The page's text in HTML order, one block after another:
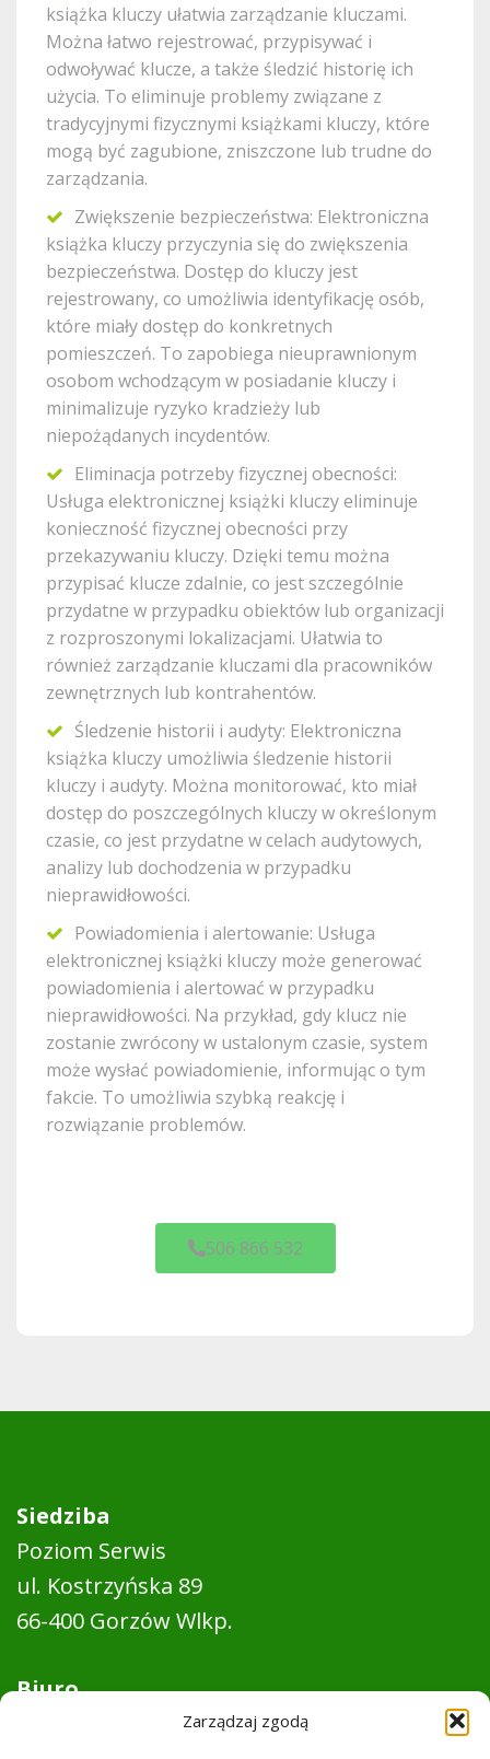
Zarządzaj zgodą
książka kluczy ułatwia zarządzanie kluczami.
Można łatwo rejestrować, przypisywać i
odwoływać klucze, a także śledzić historię ich
użycia. To eliminuje problemy związane z
tradycyjnymi fizycznymi książkami kluczy, które
mogą być zagubione, zniszczone lub trudne do
zarządzania.
Zwiększenie bezpieczeństwa: Elektroniczna
książka kluczy przyczynia się do zwiększenia
bezpieczeństwa. Dostęp do kluczy jest
rejestrowany, co umożliwia identyfikację osób,
które miały dostęp do konkretnych
pomieszczeń. To zapobiega nieuprawnionym
osobom wchodzącym w posiadanie kluczy i
minimalizuje ryzyko kradzieży lub
niepożądanych incydentów.
Eliminacja potrzeby fizycznej obecności:
Usługa elektronicznej książki kluczy eliminuje
konieczność fizycznej obecności przy
przekazywaniu kluczy. Dzięki temu można
przypisać klucze zdalnie, co jest szczególnie
przydatne w przypadku obiektów lub organizacji
z rozproszonymi lokalizacjami. Ułatwia to
również zarządzanie kluczami dla pracowników
zewnętrznych lub kontrahentów.
Śledzenie historii i audyty: Elektroniczna
książka kluczy umożliwia śledzenie historii
kluczy i audyty. Można monitorować, kto miał
dostęp do poszczególnych kluczy w określonym
czasie, co jest przydatne w celach audytowych,
analizy lub dochodzenia w przypadku
nieprawidłowości.
Powiadomienia i alertowanie: Usługa
elektronicznej książki kluczy może generować
powiadomienia i alertować w przypadku
nieprawidłowości. Na przykład, gdy klucz nie
zostanie zwrócony w ustalonym czasie, system
może wysłać powiadomienie, informując o tym
fakcie. To umożliwia szybką reakcję i
rozwiązanie problemów.
506 866 532
Siedziba
Poziom Serwis
ul. Kostrzyńska 89
66-400 Gorzów Wlkp.
Biuro
Pon. - pt. 8:00 - 16:00